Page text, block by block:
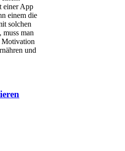
einer App
einem die
solchen
muss man
Motivation
und